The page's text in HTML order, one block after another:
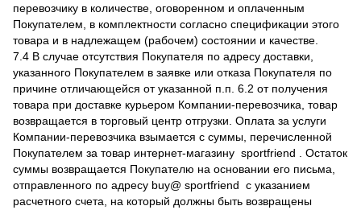
перевозчику в количестве, оговоренном и оплаченным
Покупателем, в комплектности согласно спецификации этого
товара и в надлежащем (рабочем) состоянии и качестве.
7.4 В случае отсутствия Покупателя по адресу доставки,
указанного Покупателем в заявке или отказа Покупателя по
причине отличающейся от указанной п.п. 6.2 от получения
товара при доставке курьером Компании-перевозчика, товар
возвращается в торговый центр отгрузки. Оплата за услуги
Компании-перевозчика взымается с суммы, перечисленной
Покупателем за товар интернет-магазину sportfriend . Остаток
суммы возвращается Покупателю на основании его письма,
отправленного по адресу buy@ sportfriend с указанием
расчетного счета, на который должны быть возвращены